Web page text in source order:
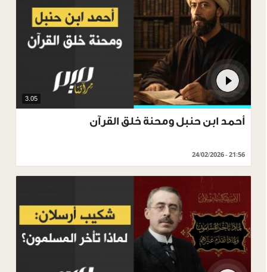
3.05
أحمد ابن حنبل ومحنة خلق القرآن
24/02/2026 - 21:56